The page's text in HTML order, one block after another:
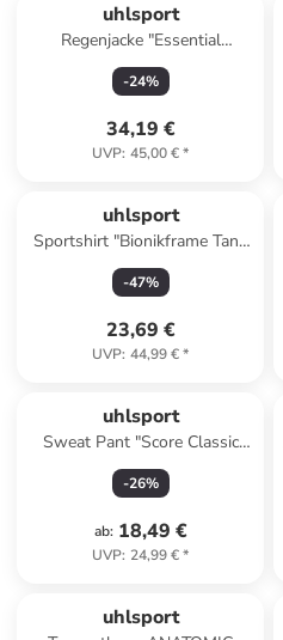
uhlsport
Regenjacke "Essential
Regenjacke" in Schwarz
-24%
34,19 €
UVP: 45,00 €*
uhlsport
Sportshirt "Bionikframe Tank
Top" in Schwarz
-47%
23,69 €
UVP: 44,99 €*
uhlsport
Sweat Pant "Score Classic
Hose" in Schwarz
-26%
ab: 18,49 €
UVP: 24,99 €*
uhlsport